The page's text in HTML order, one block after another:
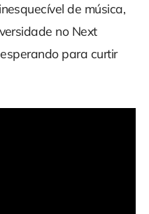
de música,
no Next
para curtir